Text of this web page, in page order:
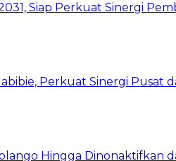
Siap Perkuat Sinergi
Perkuat Sinergi Pusat
Hingga Dinonaktifkan